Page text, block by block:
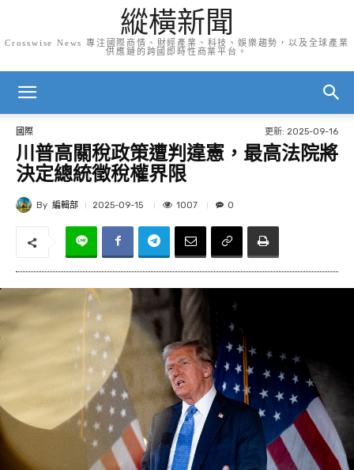
縱橫新聞
Crosswise News 專注國際商情、財經產業、科技、娛樂趨勢，以及全球產業
供應鏈的跨國即時性商業平台。
國際 更新: 2025-09-16
川普高關稅政策遭判違憲，最高法院將
決定總統徵稅權界限
By 編輯部 2025-09-15 1007 0